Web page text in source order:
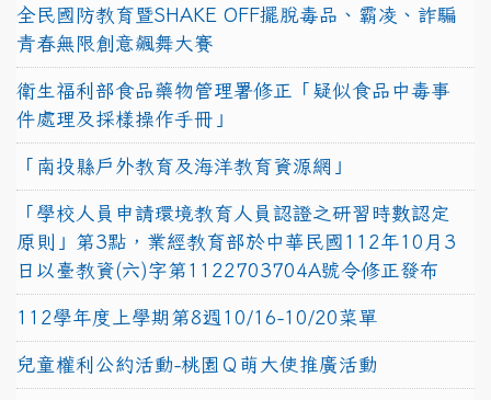
全民國防教育暨SHAKE OFF擺脫毒品、霸凌、詐騙
青春無限創意飆舞大賽
衛生福利部食品藥物管理署修正「疑似食品中毒事
件處理及採樣操作手冊」
「南投縣戶外教育及海洋教育資源網」
「學校人員申請環境教育人員認證之研習時數認定
原則」第3點，業經教育部於中華民國112年10月3
日以臺教資(六)字第1122703704A號令修正發布
112學年度上學期第8週10/16-10/20菜單
兒童權利公約活動-桃園Ｑ萌大使推廣活動